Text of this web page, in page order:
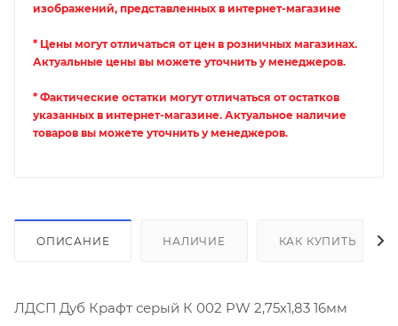
изображений, представленных в интернет-магазине
* Цены могут отличаться от цен в розничных магазинах.
Актуальные цены вы можете уточнить у менеджеров.
* Фактические остатки могут отличаться от остатков
указанных в интернет-магазине. Актуальное наличие
товаров вы можете уточнить у менеджеров.
ОПИСАНИЕ НАЛИЧИЕ КАК КУПИТЬ
ЛДСП Дуб Крафт серый К 002 PW 2,75х1,83 16мм